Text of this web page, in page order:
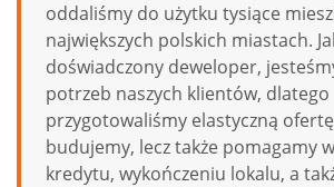
oddaliśmy do użytku tysiące
największych polskich miastach.
doświadczony deweloper,
potrzeb naszych klientów, dlatego
przygotowaliśmy elastyczną
budujemy, lecz także pomagamy
kredytu, wykończeniu lokalu, a